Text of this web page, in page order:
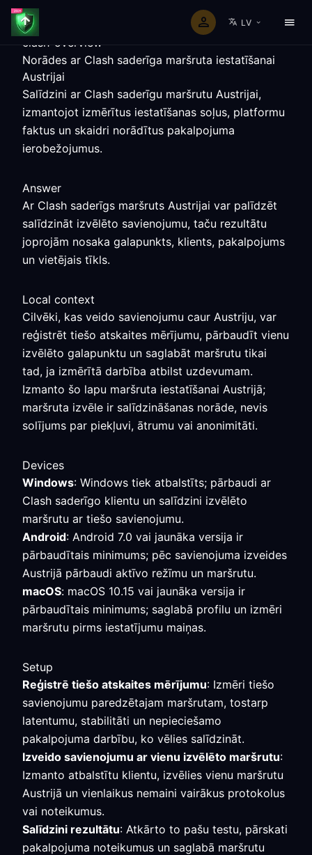
LV
clash-overview
Norādes ar Clash saderīga maršruta iestatīšanai
Austrijai
Salīdzini ar Clash saderīgu maršrutu Austrijai,
izmantojot izmērītus iestatīšanas soļus, platformu
faktus un skaidri norādītus pakalpojuma
ierobežojumus.
Answer
Ar Clash saderīgs maršruts Austrijai var palīdzēt
salīdzināt izvēlēto savienojumu, taču rezultātu
joprojām nosaka galapunkts, klients, pakalpojums
un vietējais tīkls.
Local context
Cilvēki, kas veido savienojumu caur Austriju, var
reģistrēt tiešo atskaites mērījumu, pārbaudīt vienu
izvēlēto galapunktu un saglabāt maršrutu tikai
tad, ja izmērītā darbība atbilst uzdevumam.
Izmanto šo lapu maršruta iestatīšanai Austrijā;
maršruta izvēle ir salīdzināšanas norāde, nevis
solījums par piekļuvi, ātrumu vai anonimitāti.
Devices
Windows: Windows tiek atbalstīts; pārbaudi ar
Clash saderīgo klientu un salīdzini izvēlēto
maršrutu ar tiešo savienojumu.
Android: Android 7.0 vai jaunāka versija ir
pārbaudītais minimums; pēc savienojuma izveides
Austrijā pārbaudi aktīvo režīmu un maršrutu.
macOS: macOS 10.15 vai jaunāka versija ir
pārbaudītais minimums; saglabā profilu un izmēri
maršrutu pirms iestatījumu maiņas.
Setup
Reģistrē tiešo atskaites mērījumu: Izmēri tiešo
savienojumu paredzētajam maršrutam, tostarp
latentumu, stabilitāti un nepieciešamo
pakalpojuma darbību, ko vēlies salīdzināt.
Izveido savienojumu ar vienu izvēlēto maršrutu:
Izmanto atbalstītu klientu, izvēlies vienu maršrutu
Austrijā un vienlaikus nemaini vairākus protokolus
vai noteikumus.
Salīdzini rezultātu: Atkārto to pašu testu, pārskati
pakalpojuma noteikumus un saglabā maršrutu